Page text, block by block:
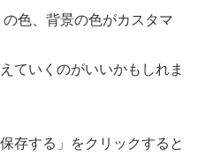
色、背景の色がカスタマ
ていくのがいいかもしれま
存する」をクリックすると